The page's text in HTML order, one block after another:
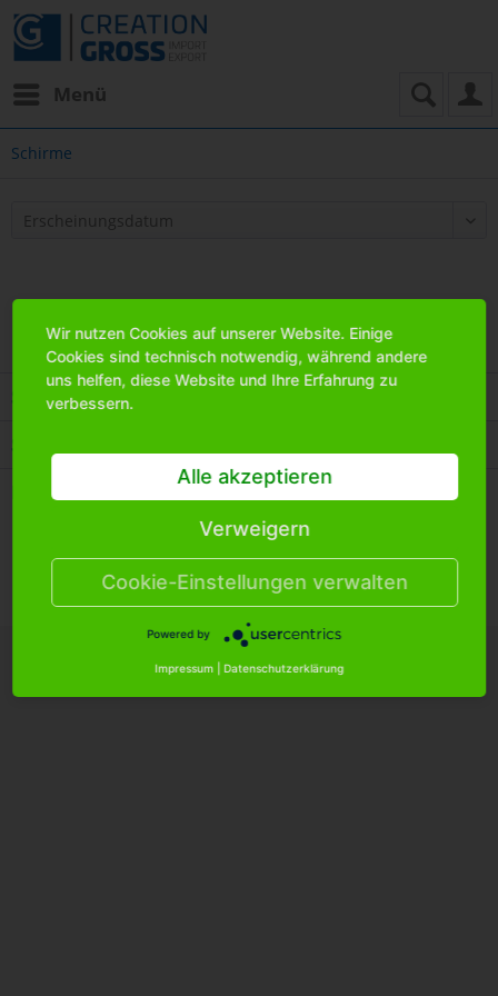
Menü
Schirme
Service Hotline
Informationen
Cookie Einstellungen Versandkosten
Datenschutzerklärung
AGB Impressum
Wir nutzen Cookies auf unserer Website. Einige
Cookies sind technisch notwendig, während andere
uns helfen, diese Website und Ihre Erfahrung zu
verbessern.
Alle akzeptieren
Verweigern
Cookie-Einstellungen verwalten
Powered by
Impressum Datenschutzerklärung